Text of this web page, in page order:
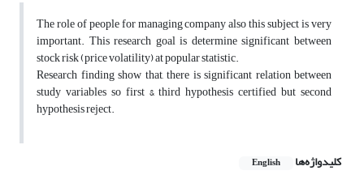
The role of people for managing company also this subject is very
important. This research goal is determine significant between
stock risk (price volatility) at popular statistic.
Research finding show that, there is significant relation between
study variables so first & third hypothesis certified but second
hypothesis reject.
کلیدواژه‌ها English